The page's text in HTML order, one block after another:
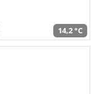
14,2 °C